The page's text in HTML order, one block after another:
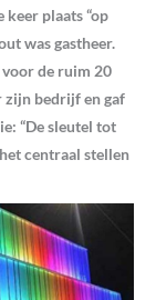
plaats “op
was gastheer.
de ruim 20
zijn bedrijf en gaf
“De sleutel tot
centraal stellen